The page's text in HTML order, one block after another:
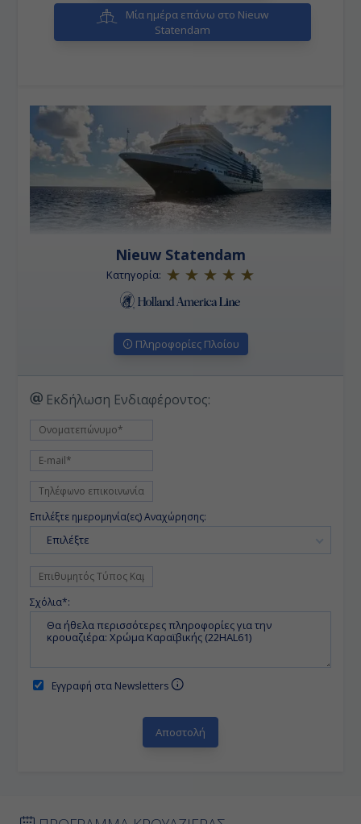
Μία ημέρα επάνω στο Nieuw
Statendam
Nieuw Statendam
Κατηγορία:
Πληροφορίες Πλοίου
Εκδήλωση Ενδιαφέροντος:
Επιλέξτε ημερομηνία(ες) Αναχώρησης:
Επιλέξτε
Σχόλια*:
Εγγραφή στα Newsletters